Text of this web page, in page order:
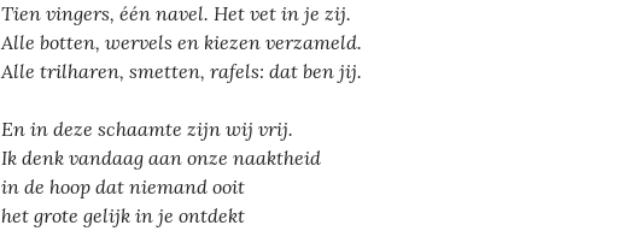
Tien vingers, één navel. Het vet in je zij.
Alle botten, wervels en kiezen verzameld.
Alle trilharen, smetten, rafels: dat ben jij.
En in deze schaamte zijn wij vrij.
Ik denk vandaag aan onze naaktheid
in de hoop dat niemand ooit
het grote gelijk in je ontdekt